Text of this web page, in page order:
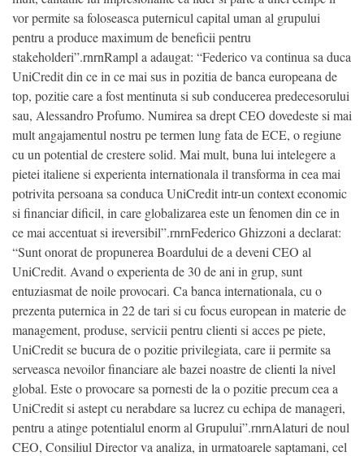
vor permite sa foloseasca puternicul capital uman al grupului
pentru a produce maximum de beneficii pentru
stakeholderi”.rnrnRampl a adaugat: “Federico va continua sa duca
UniCredit din ce in ce mai sus in pozitia de banca europeana de
top, pozitie care a fost mentinuta si sub conducerea predecesorului
sau, Alessandro Profumo. Numirea sa drept CEO dovedeste si mai
mult angajamentul nostru pe termen lung fata de ECE, o regiune
cu un potential de crestere solid. Mai mult, buna lui intelegere a
pietei italiene si experienta internationala il transforma in cea mai
potrivita persoana sa conduca UniCredit intr-un context economic
si financiar dificil, in care globalizarea este un fenomen din ce in
ce mai accentuat si ireversibil”.rnrnFederico Ghizzoni a declarat:
“Sunt onorat de propunerea Boardului de a deveni CEO al
UniCredit. Avand o experienta de 30 de ani in grup, sunt
entuziasmat de noile provocari. Ca banca internationala, cu o
prezenta puternica in 22 de tari si cu focus european in materie de
management, produse, servicii pentru clienti si acces pe piete,
UniCredit se bucura de o pozitie privilegiata, care ii permite sa
serveasca nevoilor financiare ale bazei noastre de clienti la nivel
global. Este o provocare sa pornesti de la o pozitie precum cea a
UniCredit si astept cu nerabdare sa lucrez cu echipa de manageri,
pentru a atinge potentialul enorm al Grupului”.rnrnAlaturi de noul
CEO, Consiliul Director va analiza, in urmatoarele saptamani, cel